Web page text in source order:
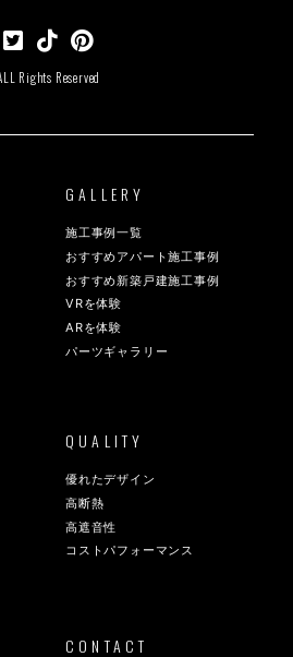
Rights Reserved
GALLERY
施工事例一覧
おすすめアパート施工事例
おすすめ新築戸建施工事例
VRを体験
ARを体験
パーツギャラリー
QUALITY
優れたデザイン
高断熱
高遮音性
コストパフォーマンス
CONTACT